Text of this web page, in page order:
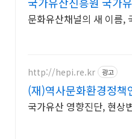
문화유산채널의 새 이름,
http://hepi.re.kr 광고
(재)역사문화환경정책
국가유산 영향진단, 현상